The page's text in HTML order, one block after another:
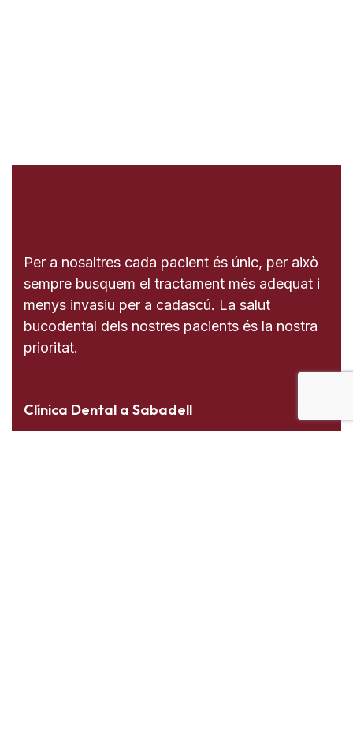
Per a nosaltres cada pacient és únic, per això
sempre busquem el tractament més adequat i
menys invasiu per a cadascú. La salut
bucodental dels nostres pacients és la nostra
prioritat.
Clínica Dental a Sabadell